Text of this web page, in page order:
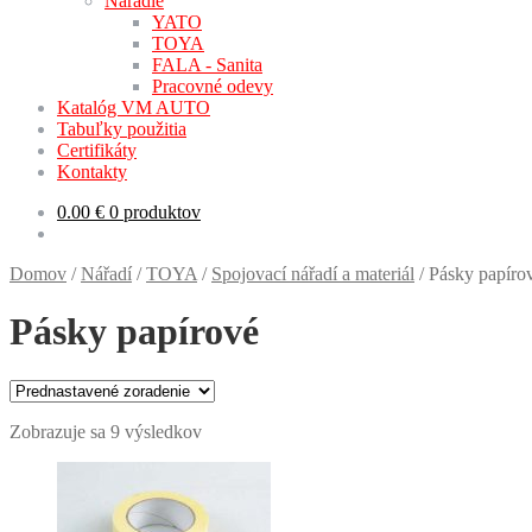
YATO
TOYA
FALA - Sanita
Pracovné odevy
Katalóg VM AUTO
Tabuľky použitia
Certifikáty
Kontakty
0.00 € 0 produktov
Domov /Nářadí /TOYA / Spojovací nářadí a materiál /Pásky
Pásky papírové
Zobrazuje sa 9 výsledkov